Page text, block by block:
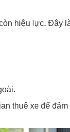
hiệu lực. Đây
thuê xe để